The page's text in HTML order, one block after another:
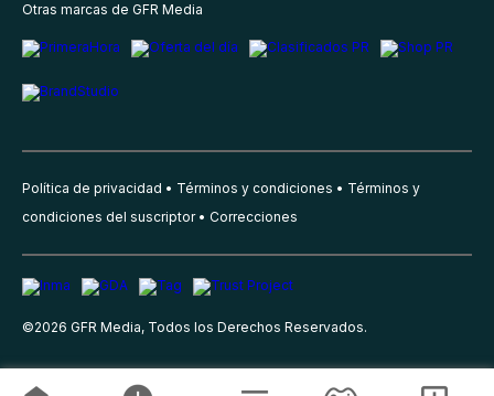
Otras marcas de GFR Media
Política de privacidad Términos y condiciones
Términos y
condiciones del suscriptor
Correcciones
©2026 GFR Media, Todos los Derechos Reservados.